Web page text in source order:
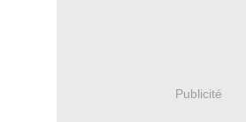
Publicité